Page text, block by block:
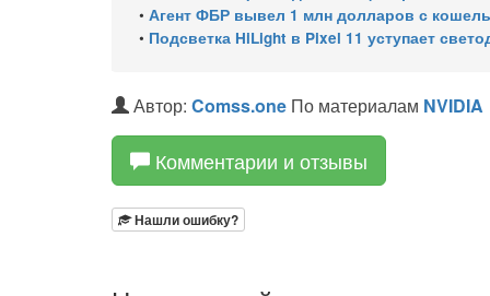
• Агент ФБР вывел 1 млн долларов с кошельков
• Подсветка HiLight в Pixel 11 уступает
Автор: Comss.one По материалам NVIDIA